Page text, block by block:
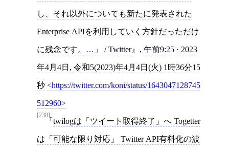
し、それ以外についても新たに発表された
Enterprise APIを利用していく方針だっただけ
に残念です。…」 / Twitter , 午前9:25 · 2023
年4月4日 , 令和5(2023)年4月4日(火) 1時36分15
秒 https://twitter.com/koni/status/1643047128745
512960
[238]
twilogは「ツイート取得終了」へ Togetter
は「可能な限り対応」 Twitter API有料化の波